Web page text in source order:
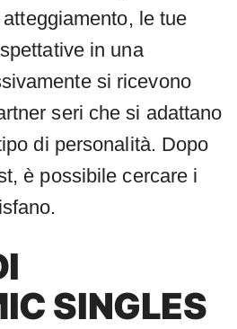
le tue
in una
si ricevono
seri che si adattano
di personalità. Dopo
è possibile cercare i
SINGLES